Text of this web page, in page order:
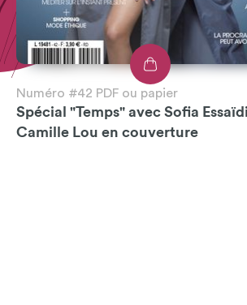
Numéro #42 PDF ou papier
Spécial "Temps" avec Sofia
Camille Lou en couverture